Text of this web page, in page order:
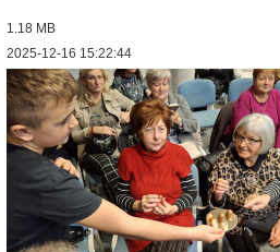
1.18 MB
2025-12-16 15:22:44